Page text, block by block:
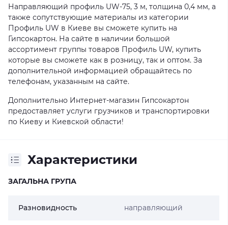
Направляющий профиль UW-75, 3 м, толщина 0,4 мм, а
также сопутствующие материалы из категории
Профиль UW в Киеве вы сможете купить на
Гипсокартон. На сайте в наличии большой
ассортимент группы товаров Профиль UW, купить
которые вы сможете как в розницу, так и оптом. За
дополнительной информацией обращайтесь по
телефонам, указанным на сайте.
Дополнительно Интернет-магазин Гипсокартон
предоставляет услуги грузчиков и транспортировки
по Киеву и Киевской области!
Характеристики
ЗАГАЛЬНА ГРУПА
Разновидность направляющий